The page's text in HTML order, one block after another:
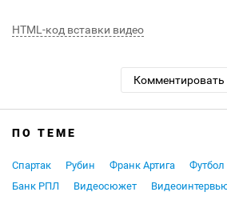
HTML-код вставки видео
Комментировать
ПО ТЕМЕ
Спартак Рубин Франк Артига Футбол
Банк РПЛ
Видеосюжет